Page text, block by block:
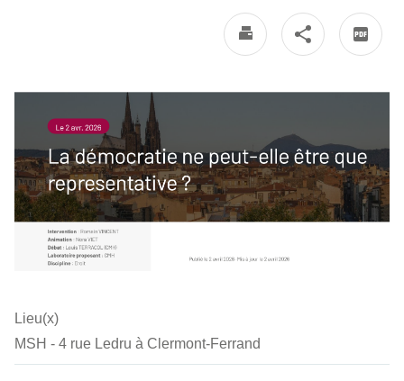
Lieu(x)
MSH - 4 rue Ledru à Clermont-Ferrand